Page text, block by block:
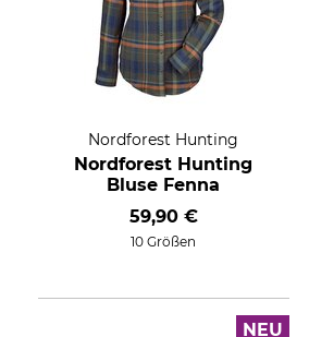
Nordforest Hunting
Nordforest Hunting
Bluse Fenna
59,90 €
10 Größen
NEU